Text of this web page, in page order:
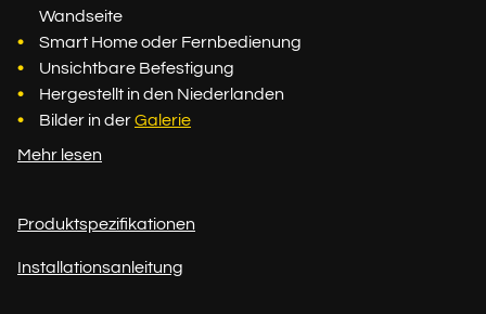
Wandseite
Smart Home oder Fernbedienung
Unsichtbare Befestigung
Hergestellt in den Niederlanden
Bilder in derGalerie
Mehr lesen
Produktspezifikationen
Installationsanleitung